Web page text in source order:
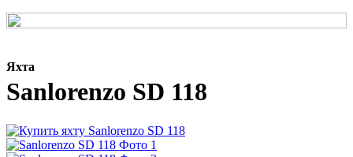
Яхта
Sanlorenzo SD 118